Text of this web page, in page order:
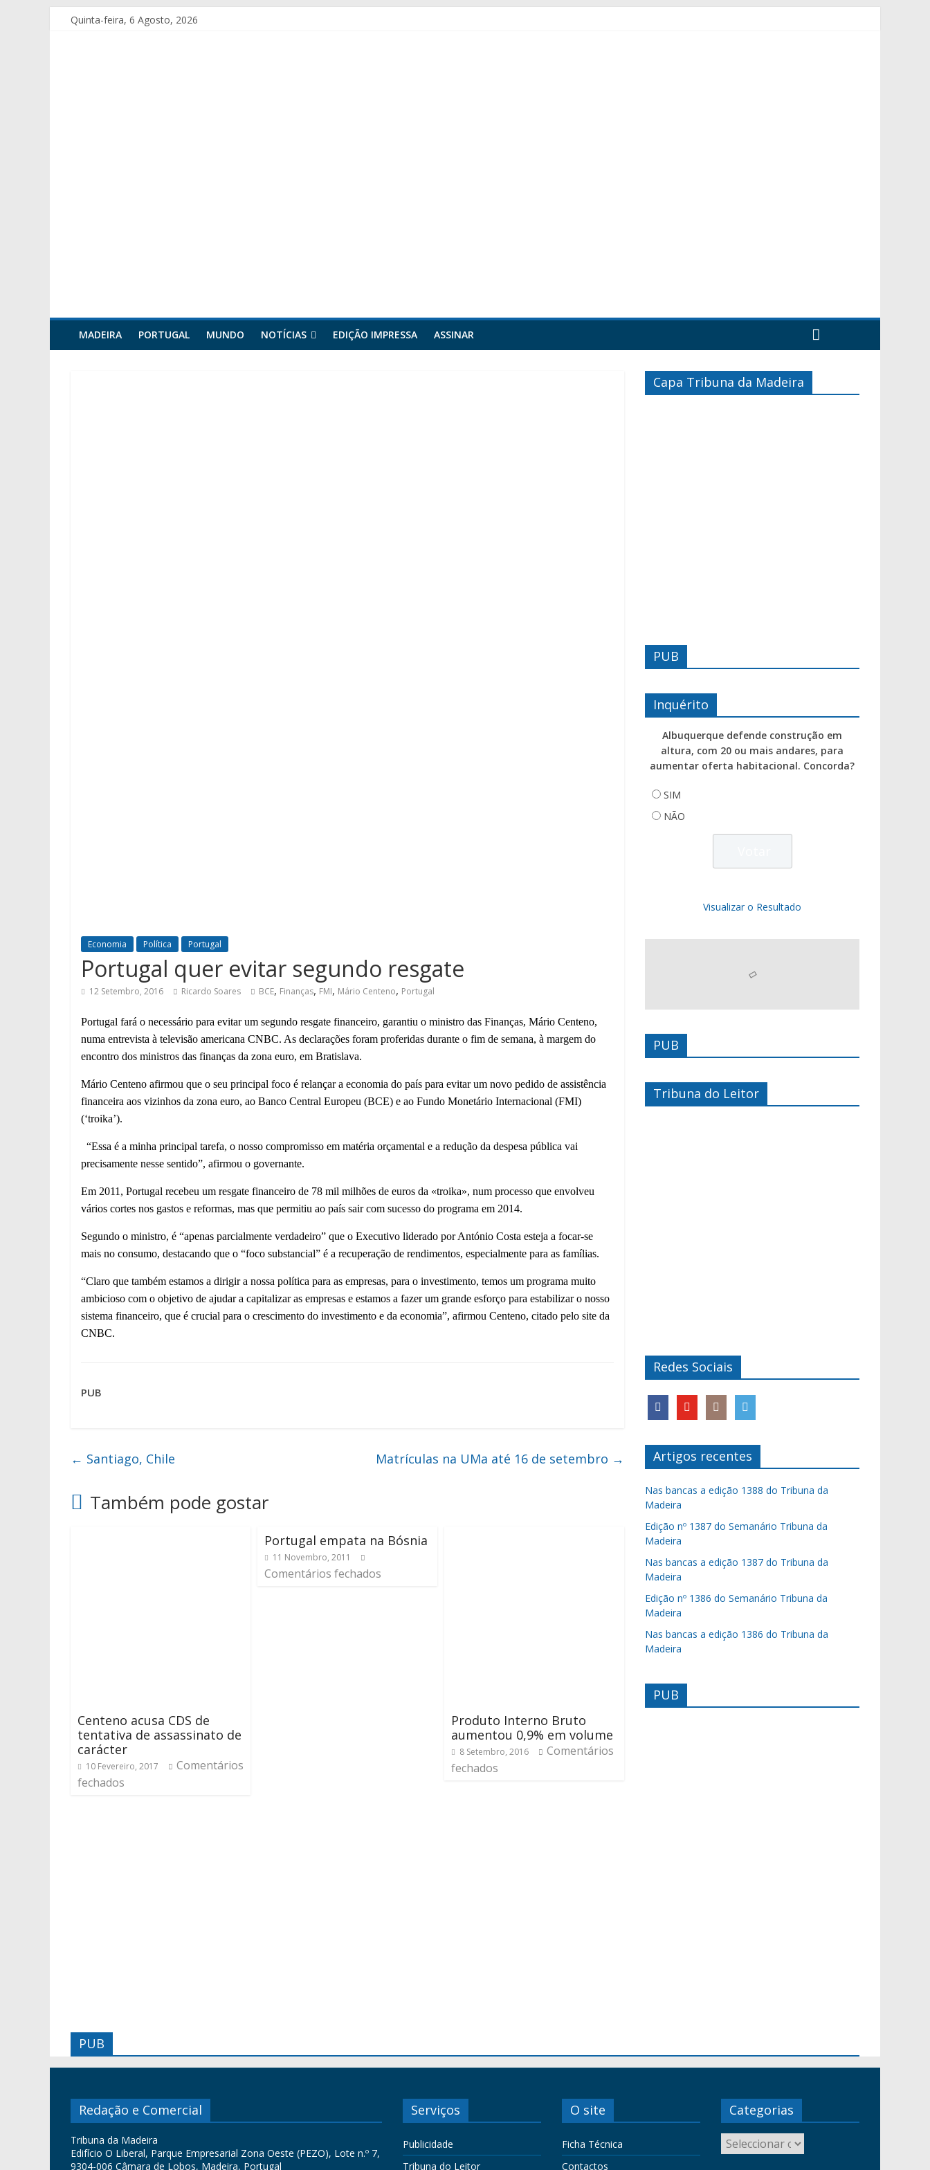
Quinta-feira, 6 Agosto, 2026
MADEIRA PORTUGAL MUNDO NOTÍCIAS EDIÇÃO IMPRESSA ASSINAR
Economia Política Portugal
Portugal quer evitar segundo resgate
12 Setembro, 2016 Ricardo Soares BCE, Finanças, FMI, Mário Centeno, Portugal
Portugal fará o necessário para evitar um segundo resgate financeiro, garantiu o ministro das Finanças, Mário Centeno,
numa entrevista à televisão americana CNBC. As declarações foram proferidas durante o fim de semana, à margem do
encontro dos ministros das finanças da zona euro, em Bratislava.
Mário Centeno afirmou que o seu principal foco é relançar a economia do país para evitar um novo pedido de assistência
financeira aos vizinhos da zona euro, ao Banco Central Europeu (BCE) e ao Fundo Monetário Internacional (FMI)
(‘troika’).
“Essa é a minha principal tarefa, o nosso compromisso em matéria orçamental e a redução da despesa pública vai
precisamente nesse sentido”, afirmou o governante.
Em 2011, Portugal recebeu um resgate financeiro de 78 mil milhões de euros da «troika», num processo que envolveu
vários cortes nos gastos e reformas, mas que permitiu ao país sair com sucesso do programa em 2014.
Segundo o ministro, é “apenas parcialmente verdadeiro” que o Executivo liderado por António Costa esteja a focar-se
mais no consumo, destacando que o “foco substancial” é a recuperação de rendimentos, especialmente para as famílias.
“Claro que também estamos a dirigir a nossa política para as empresas, para o investimento, temos um programa muito
ambicioso com o objetivo de ajudar a capitalizar as empresas e estamos a fazer um grande esforço para estabilizar o nosso
sistema financeiro, que é crucial para o crescimento do investimento e da economia”, afirmou Centeno, citado pelo site da
CNBC.
PUB
← Santiago, Chile Matrículas na UMa até 16 de setembro →
Também pode gostar
Centeno acusa CDS de
tentativa de assassinato de
carácter
10 Fevereiro, 2017
Comentários
fechados
Portugal empata na Bósnia
11 Novembro, 2011
Comentários fechados
Produto Interno Bruto
aumentou 0,9% em volume
8 Setembro, 2016
Comentários
fechados
Capa Tribuna da Madeira
PUB
Inquérito
Albuquerque defende construção em
altura, com 20 ou mais andares, para
aumentar oferta habitacional. Concorda?
SIM
NÃO
Visualizar o Resultado
PUB
Tribuna do Leitor
Redes Sociais
Artigos recentes
Nas bancas a edição 1388 do Tribuna da
Madeira
Edição nº 1387 do Semanário Tribuna da
Madeira
Nas bancas a edição 1387 do Tribuna da
Madeira
Edição nº 1386 do Semanário Tribuna da
Madeira
Nas bancas a edição 1386 do Tribuna da
Madeira
PUB
PUB
Redação e Comercial
Tribuna da Madeira
Edifício O Liberal, Parque Empresarial Zona Oeste (PEZO), Lote n.º 7,
9304-006 Câmara de Lobos, Madeira, Portugal
Serviços
Publicidade
Tribuna do Leitor
O site
Ficha Técnica
Contactos
Categorias